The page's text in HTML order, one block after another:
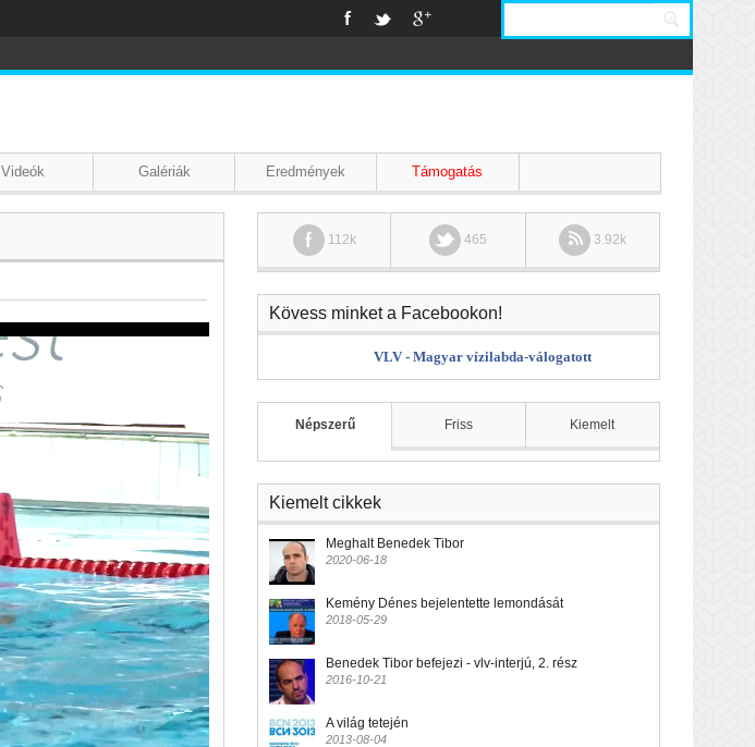
Videók Galériák Eredmények Támogatás
112k 465 3.92k
Kövess minket a Facebookon!
VLV - Magyar vízilabda-válogatott
Népszerű Friss Kiemelt
Kiemelt cikkek
Meghalt Benedek Tibor
2020-06-18
Kemény Dénes bejelentette lemondását
2018-05-29
Benedek Tibor befejezi - vlv-interjú, 2. rész
2016-10-21
A világ tetején
2013-08-04